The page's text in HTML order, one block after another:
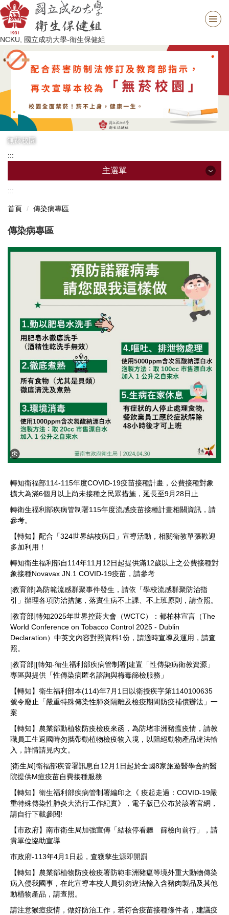
跳
到
主
要
內
容
區
NCKU, 國立成功大學-衛生保健組
無菸校園
:::
主選單
最新消息
衛保組簡介
健康促進
健康餐飲
傳染病專區
登革熱相關資訊
職業安全衛生護理
衛教專區
法規與SOP
單位設備及校園友善設施介紹
下載專區
常見Q&A
聯絡我們
鄰近醫療資源
:::
首頁 傳染病專區
傳染病專區
轉知衛福部114-115年度COVID-19疫苗接種計畫，公費接種對象
擴大為滿6個月以上尚未接種之民眾措施，延長至9月28日止
轉衛生福利部疾病管制署115年度流感疫苗接種計畫相關資訊，請
參考。
【轉知】配合「324世界結核病日」宣導活動，相關衛教單張歡迎
多加利用！
轉知衛生福利部自114年11月12日起提供滿12歲以上之公費接種對
象接種Novavax JN.1 COVID-19疫苗，請參考
[教育部]為防範流感群聚事件發生，請依「學校流感群聚防治指
引」辦理各項防治措施，落實生病不上課、不上班原則，請查照。
[教育部]​轉知2025年世界控菸大會（WCTC）：都柏林宣言（The
World Conference on Tobacco Control 2025 - Dublin
Declaration）中英文內容對照資料1份，請適時宣導及運用，請查
照。
[教育部][轉知-衛生福利部疾病管制署]建置「性傳染病衛教資源」
專區與提供「性傳染病匿名諮詢與梅毒篩檢服務」
【轉知】衛生福利部本(114)年7月1日以衛授疾字第1140100635
號令廢止「嚴重特殊傳染性肺炎隔離及檢疫期間防疫補償辦法」一
案
【轉知】農業部動植物防疫檢疫來函，為防堵非洲豬瘟疫情，請教
職員工生返國時勿攜帶動植物檢疫物入境，以阻絕動物產品違法輸
入，詳情請見內文。
[衛生局]衛福部疾管署訊息自12月1日起於全國8家旅遊醫學合約醫
院提供M痘疫苗自費接種服務
【轉知】衛生福利部疾病管制署編印之《 疫起走過：COVID-19嚴
重特殊傳染性肺炎大流行工作紀實》，電子版已公布於該署官網，
請自行下載參閱!
【市政府】南市衛生局加強宣傳「結核停看聽 篩檢向前行」，請
貴單位協助宣導
市政府-113年4月1日起，查獲孳生源即開罰
【轉知】農業部植物防疫檢疫署防範非洲豬瘟等境外重大動物傳染
病入侵我國事，在此宣導本校人員切勿違法輸入含豬肉製品及其他
動植物產品，請查照。
請注意猴痘疫情，做好防治工作，若符合疫苗接種條件者，建議疫